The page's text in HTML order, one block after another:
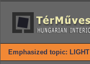
Emphasized topic: LIGHT